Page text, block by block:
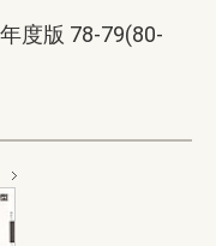
度版 78-79(80-